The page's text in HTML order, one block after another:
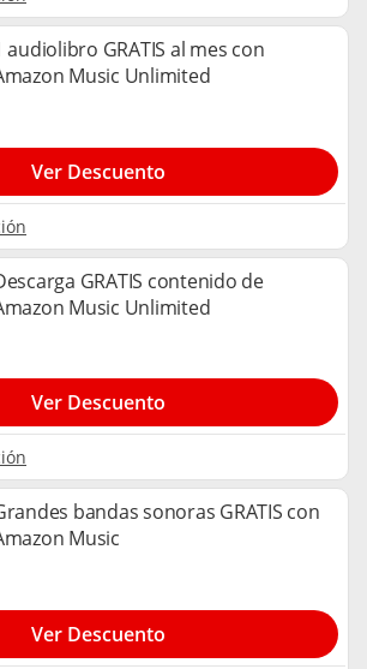
audiolibro GRATIS al mes con
Music Unlimited
Ver Descuento
GRATIS contenido de
Music Unlimited
Ver Descuento
bandas sonoras GRATIS con
Music
Ver Descuento